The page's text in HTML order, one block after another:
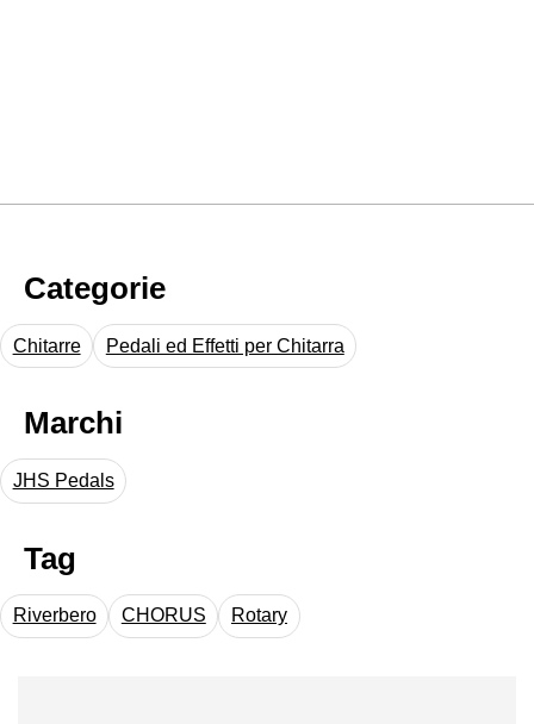
Categorie
Chitarre Pedali ed Effetti per Chitarra
Marchi
JHS Pedals
Tag
Riverbero CHORUS Rotary